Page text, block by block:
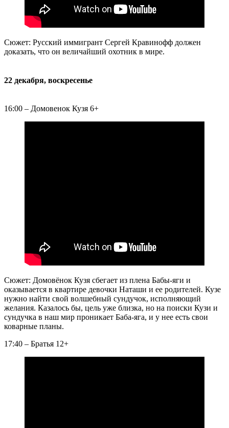
Сюжет: Русский иммигрант Сергей Кравинофф должен
доказать, что он величайший охотник в мире.
22 декабря, воскресенье
16:00 – Домовенок Кузя 6+
Сюжет: Домовёнок Кузя сбегает из плена Бабы-яги и
оказывается в квартире девочки Наташи и ее родителей. Кузе
нужно найти свой волшебный сундучок, исполняющий
желания. Казалось бы, цель уже близка, но на поиски Кузи и
сундучка в наш мир проникает Баба-яга, и у нее есть свои
коварные планы.
17:40 – Братья 12+